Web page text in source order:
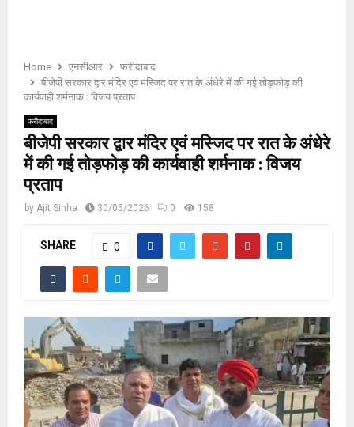
Home एनसीआर
फरीदाबाद
बीजेपी सरकार द्वार मंदिर एवं मस्जिद पर रात के अंधेरे में की गई तोड़फोड़ की
कार्यवाही शर्मनाक : विजय प्रताप
फरीदाबाद
बीजेपी सरकार द्वार मंदिर एवं मस्जिद पर रात के अंधेरे
में की गई तोड़फोड़ की कार्यवाही शर्मनाक : विजय
प्रताप
by Ajit Sinha 30/05/2026 0 158
SHARE 0